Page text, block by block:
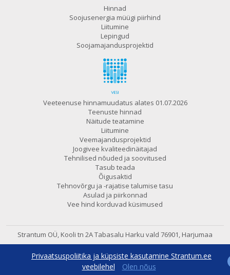
Privaatsuspoliitika ja küpsiste kasutamine Strantum.ee
veebilehel
Olen nõus
Hinnad
Soojusenergia müügi piirhind
Liitumine
Lepingud
Soojamajandusprojektid
Veeteenuse hinnamuudatus alates 01.07.2026
Teenuste hinnad
Näitude teatamine
Liitumine
Veemajandusprojektid
Joogivee kvaliteedinäitajad
Tehnilised nõuded ja soovitused
Tasub teada
Õigusaktid
Tehnovõrgu ja -rajatise talumise tasu
Asulad ja piirkonnad
Vee hind korduvad küsimused
Strantum OÜ, Kooli tn 2A Tabasalu Harku vald 76901, Harjumaa
600 780024h avaritelefon